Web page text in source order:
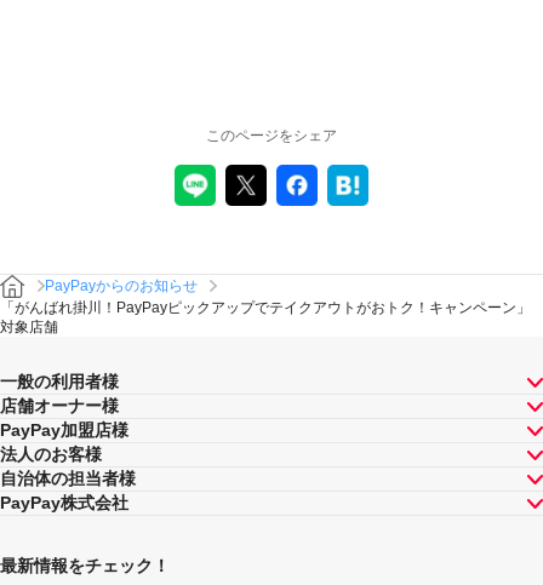
このページをシェア
PayPayからのお知らせ
「がんばれ掛川！PayPayピックアップでテイクアウトがおトク！キャンペーン」
対象店舗
一般の利用者様
店舗オーナー様
PayPay加盟店様
法人のお客様
自治体の担当者様
PayPay株式会社
最新情報をチェック！